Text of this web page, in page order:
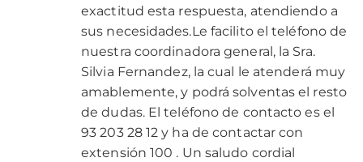
exactitud esta respuesta, atendiendo a
sus necesidades.Le facilito el teléfono de
nuestra coordinadora general, la Sra.
Silvia Fernandez, la cual le atenderá muy
amablemente, y podrá solventas el resto
de dudas. El teléfono de contacto es el
93 203 28 12 y ha de contactar con
extensión 100 . Un saludo cordial